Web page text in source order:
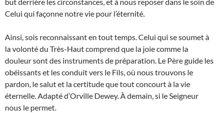
Celui qui façonne notre vie pour l’éternité.
Ainsi, sois reconnaissant en tout temps. Celui qui se soumet à
la volonté du Très-Haut comprend que la joie comme la
douleur sont des instruments de préparation. Le Père guide les
obéissants et les conduit vers le Fils, où nous trouvons le
pardon, le salut et la certitude que tout concourt à la vie
éternelle. Adapté d’Orville Dewey. À demain, si le Seigneur
nous le permet.